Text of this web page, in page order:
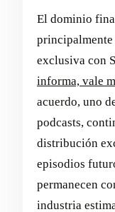
El dominio
exclusiva con
informa, vale
acuerdo, uno
podcasts,
distribución
episodios
permanecen
industria